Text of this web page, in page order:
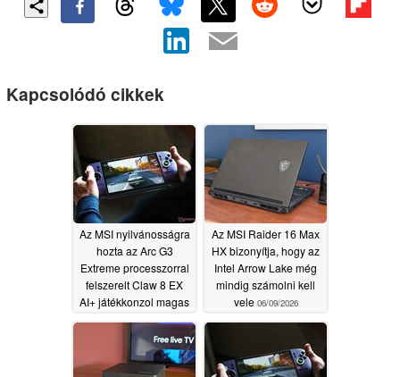
Kapcsolódó cikkek
Az MSI nyilvánosságra
hozta az Arc G3
Extreme processzorral
felszerelt Claw 8 EX
AI+ játékkonzol magas
árát06/15/2026
Az MSI Raider 16 Max
HX bizonyítja, hogy az
Intel Arrow Lake még
mindig számolni kell
vele 06/09/2026